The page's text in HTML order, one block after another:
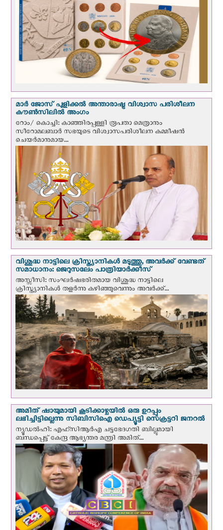
മാർ ജോസ് പുളിക്കൽ അന്താരാഷ്ട്ര വിശ്വാസ പരിശീലന
കൗൺസിലിൽ അംഗം
റോം/ കൊച്ചി: കാഞ്ഞിരപ്പള്ളി രൂപതാ മെത്രാനും
സീറോമലബാർ സഭയുടെ വിശ്വാസപരിശീലന കമ്മീഷൻ
ചെയർമാനുമായ...
വിശുദ്ധ നാട്ടിലെ ക്രിസ്ത്യാനികൾ മടുത്തു, അവർക്ക് വേണ്ടത്
സമാധാനം: ജെറുസലേം പാത്രിയാര്‍ക്കീസ്
അസ്സീസി: സംഘര്‍ഷഭരിതമായ വിശുദ്ധ നാട്ടിലെ
ക്രിസ്ത്യാനികൾ തളര്‍ന്നു കഴിഞ്ഞുവെന്നും അവർക്ക്...
അമിത് ഷായുമായി കൂടിക്കാഴ്ചയില്‍ ഒരു ഉറപ്പും
ലഭിച്ചിട്ടില്ലെന്നു സിബിസിഐ ഡെപ്യൂട്ടി സെക്രട്ടറി ജനറല്‍
ന്യൂഡല്‍ഹി: എഫ്‌സിആര്‍എ ചട്ടഭേദഗതി ബില്ലുമായി
ബന്ധപ്പെട്ട് കേന്ദ്ര ആഭ്യന്തര മന്ത്രി അമിത്...